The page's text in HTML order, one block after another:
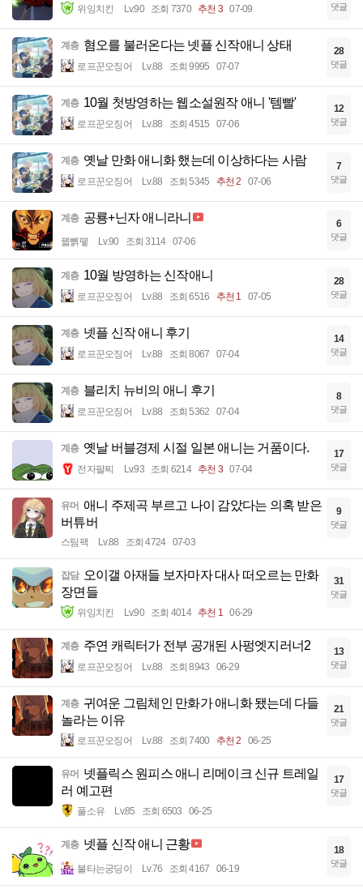
위잉치킨 Lv.90 조회 7370 추천 3 07-09 댓글
계층 혐오를 불러온다는 넷플 신작애니 상태
로프꾼오징어 Lv.88 조회 9995 07-07
28
댓글
계층 10월 첫방영하는 웹소설원작 애니 '템빨'
로프꾼오징어 Lv.88 조회 4515 07-06
12
댓글
계층 옛날 만화 애니화 했는데 이상하다는 사람
로프꾼오징어 Lv.88 조회 5345 추천 2 07-06
7
댓글
계층 공룡+닌자 애니라니
꿻뻵뗗 Lv.90 조회 3114 07-06
6
댓글
계층 10월 방영하는 신작애니
로프꾼오징어 Lv.88 조회 6516 추천 1 07-05
28
댓글
계층 넷플 신작 애니 후기
로프꾼오징어 Lv.88 조회 8067 07-04
14
댓글
계층 블리치 뉴비의 애니 후기
로프꾼오징어 Lv.88 조회 5362 07-04
8
댓글
계층 옛날 버블경제 시절 일본 애니는 거품이다.
전자팔찌 Lv.93 조회 6214 추천 3 07-04
17
댓글
유머 애니 주제곡 부르고 나이 감았다는 의혹 받은
버튜버
스팀팩 Lv.88 조회 4724 07-03
9
댓글
잡담 오이갤 아재들 보자마자 대사 떠오르는 만화
장면들
위잉치킨 Lv.90 조회 4014 추천 1 06-29
31
댓글
계층 주연 캐릭터가 전부 공개된 사펑엣지러너2
로프꾼오징어 Lv.88 조회 8943 06-29
13
댓글
계층 귀여운 그림체인 만화가 애니화 됐는데 다들
놀라는 이유
로프꾼오징어 Lv.88 조회 7400 추천 2 06-25
21
댓글
유머 넷플릭스 원피스 애니 리메이크 신규 트레일
러 예고편
풀소유 Lv.85 조회 6503 06-25
17
댓글
계층 넷플 신작 애니 근황
불타는궁딩이 Lv.76 조회 4167 06-19
18
댓글